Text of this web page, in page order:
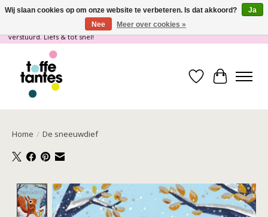
Wij gaan op vakantie! vanaf 4 juli t/m 21 juli worden er geen pakketjes
verstuurd. Liefs & tot snel!
Verlanglijst
Home / De sneeuwdief
Product image slideshow Items
Wij slaan cookies op om onze website te verbeteren. Is dat akkoord?
Ja
Nee
Meer over cookies »